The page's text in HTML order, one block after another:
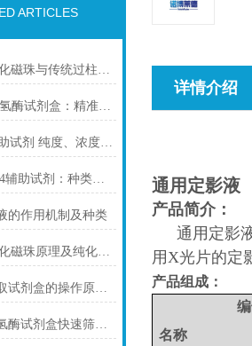
ARTICLES
His-Tag蛋白纯化磁珠与传统过柱层析纯化方式
BE6018甲醛脱氢酶试剂盒：精准检测赋能多领域，标准化流程破解行业痛点
鲑鱼精DNA辅助试剂 纯度、浓度与稳定性对实验结果的影响
深度解析pH 7.4辅助试剂：种类、选择
的作用机制及种类
His-Tag蛋白纯化磁珠原理及纯化步骤
微藻线粒体提取试剂盒的操作原理与实验优化指南
如何用甲醛脱氢酶试剂盒快速筛查食品中甲醛残留？
详情介绍
通用定影液
产品简介：
通用定影
用X光片的定
产品组成：
编
名称